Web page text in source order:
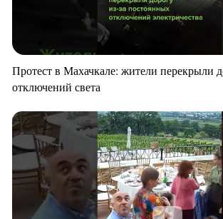
Протест в Махачкале: жители перекрыли
отключений света